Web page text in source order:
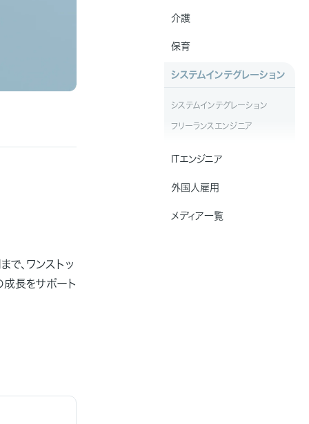
介護
保育
システムインテグレーション
システムインテグレーション
フリーランスエンジニア
ITエンジニア
外国人雇用
メディア一覧
で、ワンストッ
成長をサポート